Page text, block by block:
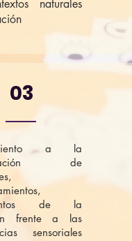
naturales
03
a la
de
de la
frente a las
sensoriales